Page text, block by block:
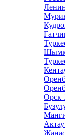
Орск
Актау